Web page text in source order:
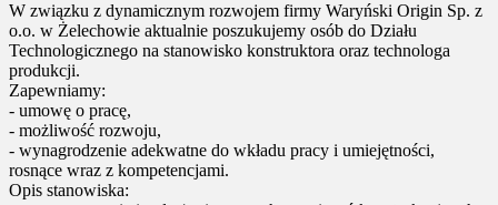
W związku z dynamicznym rozwojem firmy Waryński Origin Sp. z
o.o. w Żelechowie aktualnie poszukujemy osób do Działu
Technologicznego na stanowisko konstruktora oraz technologa
produkcji.
Zapewniamy:
- umowę o pracę,
- możliwość rozwoju,
- wynagrodzenie adekwatne do wkładu pracy i umiejętności,
rosnące wraz z kompetencjami.
Opis stanowiska: